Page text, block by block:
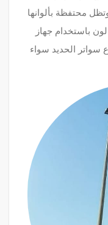
محتفظة بألوانها
باستخدام جهاز
سواتر الحديد سواء